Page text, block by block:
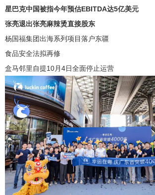
星巴克中国被指今年预估EBITDA达5亿美元
张亮退出张亮麻辣烫直接股东
杨国福集团出海系列项目落户东疆
食品安全法拟再修
盒马邻里自提10月4日全面停止运营